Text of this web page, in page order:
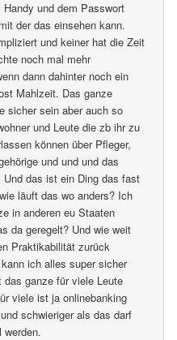
und dem Passwort
der das einsehen kann.
und keiner hat die Zeit
noch mal mehr
dann dahinter noch ein
Mahlzeit. Das ganze
sicher sein aber auch so
und Leute die zb ihr zu
können über Pfleger,
und und und das
Und das ist ein Ding das fast
läuft das wo anders? Ich
in anderen eu Staaten
da geregelt? Und wie weit
Praktikabilität zurück
ich alles super sicher
das ganze für viele Leute
viele ist ja onlinebanking
schwieriger als das darf
werden.